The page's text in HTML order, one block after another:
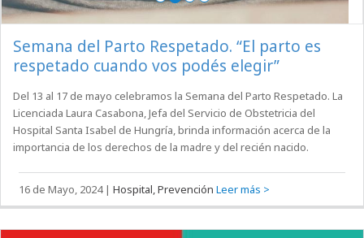
16 de Mayo, 2024|Hospital, PrevenciónLeer más >